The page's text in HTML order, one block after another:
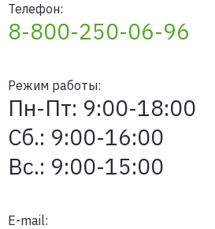
Телефон:
8-800-250-06-96
Режим работы:
Пн-Пт: 9:00-18:00
Сб.: 9:00-16:00
Вс.: 9:00-15:00
E-mail: